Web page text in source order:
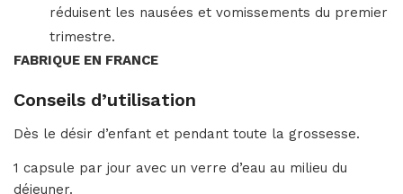
réduisent les nausées et vomissements du premier
trimestre.
FABRIQUE EN FRANCE
Conseils d’utilisation
Dès le désir d’enfant et pendant toute la grossesse.
1 capsule par jour avec un verre d’eau au milieu du
déjeuner.